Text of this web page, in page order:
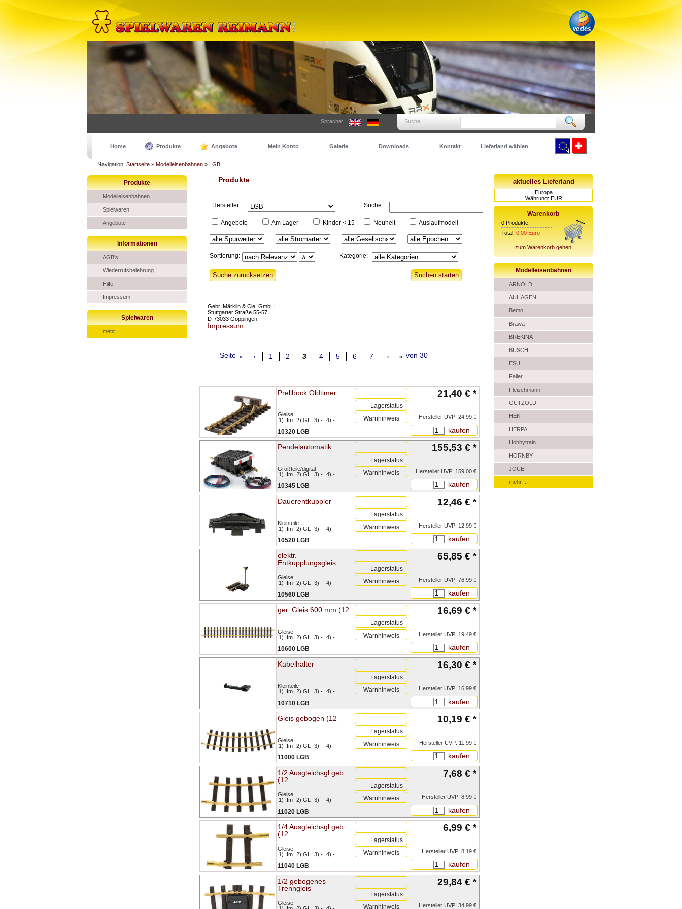
Suche
Sprache:
Home Produkte Angebote Mein Konto Galerie Downloads Kontakt Lieferland wählen
Navigation: Startseite » Modelleisenbahnen » LGB
Produkte
Modelleisenbahnen
Spielwaren
Angebote
Informationen
AGB's
Wiederrufsbelehrung
Hilfe
Impressum
Spielwaren
mehr ...
Produkte
Hersteller: Suche:
Angebote Am Lager Kinder < 15 Neuheit Auslaufmodell
Sortierung: Kategorie:
Gebr. Märklin & Cie. GmbH
Stuttgarter Straße 55-57
D-73033 Göppingen
Impressum
Seite « ‹ 1 2 3 4 5 6 7 › » von 30
Prellbock Oldtimer
Gleise
1) IIm 2) GL 3) - 4) -
Lagerstatus
Warnhinweis
21,40 € *
Hersteller UVP: 24.99 €
kaufen
10320 LGB
Pendelautomatik
Großteile/digital
1) IIm 2) GL 3) - 4) -
Lagerstatus
Warnhinweis
155,53 € *
Hersteller UVP: 159.00 €
kaufen
10345 LGB
Dauerentkuppler
Kleinteile
1) IIm 2) GL 3) - 4) -
Lagerstatus
Warnhinweis
12,46 € *
Hersteller UVP: 12.99 €
kaufen
10520 LGB
elektr.
Entkupplungsgleis
Gleise
1) IIm 2) GL 3) - 4) -
Lagerstatus
Warnhinweis
65,85 € *
Hersteller UVP: 76.99 €
kaufen
10560 LGB
ger. Gleis 600 mm (12
Gleise
1) IIm 2) GL 3) - 4) -
Lagerstatus
Warnhinweis
16,69 € *
Hersteller UVP: 19.49 €
kaufen
10600 LGB
Kabelhalter
Kleinteile
1) IIm 2) GL 3) - 4) -
Lagerstatus
Warnhinweis
16,30 € *
Hersteller UVP: 16.99 €
kaufen
10710 LGB
Gleis gebogen (12
Gleise
1) IIm 2) GL 3) - 4) -
Lagerstatus
Warnhinweis
10,19 € *
Hersteller UVP: 11.99 €
kaufen
11000 LGB
1/2 Ausgleichsgl.geb.
(12
Gleise
1) IIm 2) GL 3) - 4) -
Lagerstatus
Warnhinweis
7,68 € *
Hersteller UVP: 8.99 €
kaufen
11020 LGB
1/4 Ausgleichsgl.geb.
(12
Gleise
1) IIm 2) GL 3) - 4) -
Lagerstatus
Warnhinweis
6,99 € *
Hersteller UVP: 8.19 €
kaufen
11040 LGB
1/2 gebogenes
Trenngleis
Gleise
Lagerstatus
Warnhinweis
29,84 € *
Hersteller UVP: 34.99 €
aktuelles Lieferland
Europa
Währung: EUR
Warenkorb
0 Produkte
Total: 0,00 Euro
zum Warenkorb gehen
Modelleisenbahnen
ARNOLD
AUHAGEN
Bemo
Brawa
BREKINA
BUSCH
ESU
Faller
Fleischmann
GÜTZOLD
HEKI
HERPA
Hobbytrain
HORNBY
JOUEF
mehr ...